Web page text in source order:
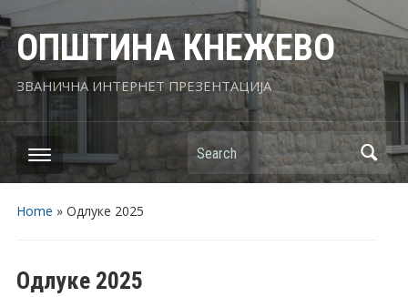
ОПШТИНА КНЕЖЕВО
ЗВАНИЧНА ИНТЕРНЕТ ПРЕЗЕНТАЦИЈА
Search
Home » Одлуке 2025
Одлуке 2025